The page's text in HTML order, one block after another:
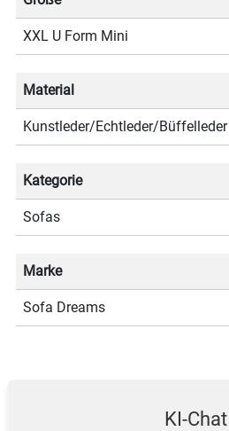
XXL U Form Mini
Material
Kunstleder/Echtleder/Büffelleder
Kategorie
Sofas
Marke
Sofa Dreams
KI-Chat